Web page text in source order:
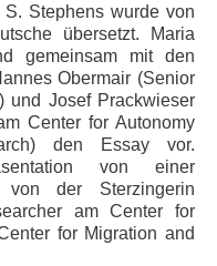
Stephens wurde von
übersetzt. Maria
gemeinsam mit den
Obermair (Senior
und Josef Prackwieser
Center for Autonomy
den Essay vor.
von einer
von der Sterzingerin
am Center for
for Migration and